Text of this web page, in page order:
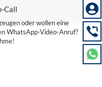
Call
oder wollen eine
WhatsApp-Video-Anruf?
